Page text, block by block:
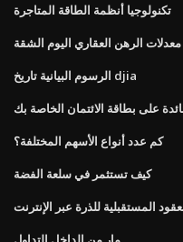
تكنولوجيا أنظمة الطاقة المتاجرة
معدلات الرهن العقاري اليوم الشقة
الرسوم البيانية تاريخ djia
على بطاقة الائتمان الخاصة بك
كم عدد أنواع الأسهم المختلفة؟
كيف تستثمر في سلعة الفضة
المستقبلية للذرة عبر الإنترنت